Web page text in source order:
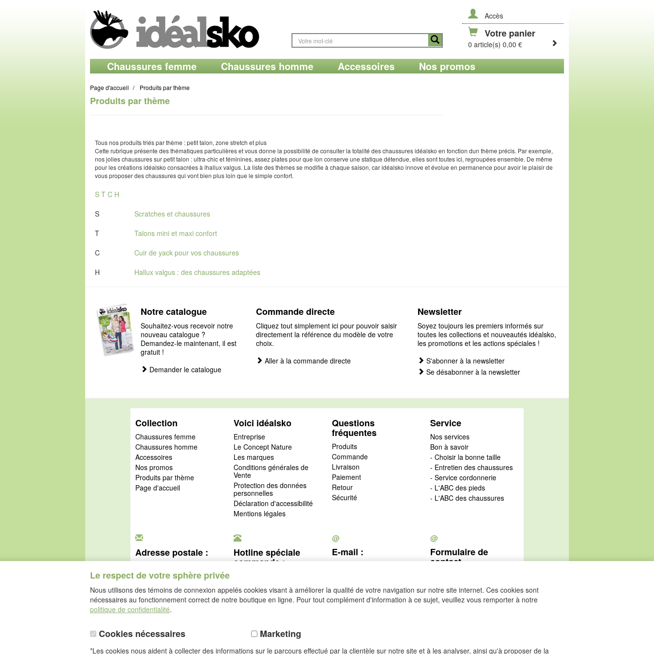
Accès
Votre panier
0 article(s) 0,00 €
Chaussures femme Chaussures homme Accessoires Nos promos
Page d'accueil Produits par thème
Produits par thème
Tous nos produits triés par thème : petit talon, zone stretch et plus
Cette rubrique présente des thématiques particulières et vous donne la possibilité de consulter la totalité des chaussures idéalsko en fonction dun thème précis. Par exemple,
nos jolies chaussures sur petit talon : ultra-chic et féminines, assez plates pour que lon conserve une statique détendue, elles sont toutes ici, regroupées ensemble. De même
pour les créations idéalsko consacrées à lhallux valgus. La liste des thèmes se modifie à chaque saison, car idéalsko innove et évolue en permanence pour avoir le plaisir de
vous proposer des chaussures qui vont bien plus loin que le simple confort.
S T C H
S
Scratches et chaussures
T
Talons mini et maxi confort
C
Cuir de yack pour vos chaussures
H
Hallux valgus : des chaussures adaptées
Le respect de votre sphère privée
Nous utilisons des témoins de connexion appelés cookies visant à améliorer la qualité de votre navigation sur notre site internet. Ces cookies sont
nécessaires au fonctionnement correct de notre boutique en ligne. Pour tout complément d'information à ce sujet, veuillez vous remporter à notre
politique de confidentialité.
Cookies nécessaires Marketing
*Les cookies nous aident à collecter des informations sur le parcours effectué par la clientèle sur notre site et à les analyser, ainsi qu'à proposer de la
Notre catalogue
Souhaitez-vous recevoir notre
nouveau catalogue ?
Demandez-le maintenant, il est
gratuit !
Demander le catalogue
Commande directe
Cliquez tout simplement ici pour pouvoir saisir
directement la référence du modèle de votre
choix.
Aller à la commande directe
Newsletter
Soyez toujours les premiers informés sur
toutes les collections et nouveautés idéalsko,
les promotions et les actions spéciales !
S'abonner à la newsletter
Se désabonner à la newsletter
Collection
Chaussures femme
Chaussures homme
Accessoires
Nos promos
Produits par thème
Page d'accueil
Voici idéalsko
Entreprise
Le Concept Nature
Les marques
Conditions générales de
Vente
Protection des données
personnelles
Déclaration d'accessibilité
Mentions légales
Questions
fréquentes
Produits
Commande
Livraison
Paiement
Retour
Sécurité
Service
Nos services
Bon à savoir
- Choisir la bonne taille
- Entretien des chaussures
- Service cordonnerie
- L'ABC des pieds
- L'ABC des chaussures
Adresse postale :
Rue de l'Industrie
67160 Wissembourg
Hotline spéciale
commande :
Se rétracter
@
E-mail :
@
Formulaire de
contact